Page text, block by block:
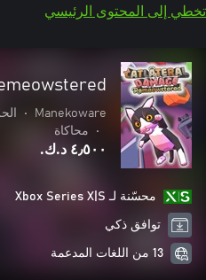
تخطي إلى المحتوى الرئيسي
Manekoware
•
•
محاكاة
٤٫٥٠٠ د.ك.‏
محسّنة لـ Xbox Series X|S
توافق ذكي
13 من اللغات المدعمة